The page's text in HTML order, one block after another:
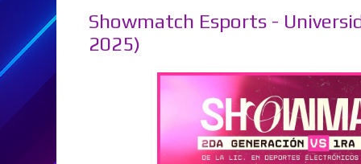
Showmatch Esports -
2025)